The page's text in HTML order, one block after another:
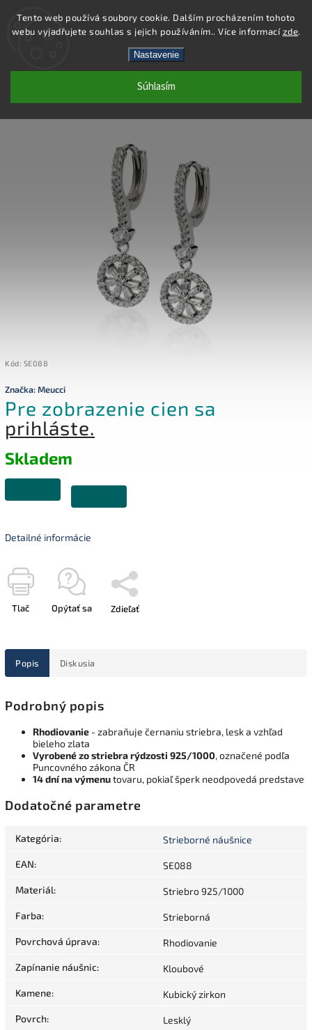
Tento web používá soubory cookie. Dalším procházením tohoto
webu vyjadřujete souhlas s jejich používáním.. Více informacízde.
Nastavenie
Súhlasím
Hľadať
SE088 - NÁUŠNICE AG 925/1000
Kód: SE088
Značka:Meucci
Pre zobrazenie cien sa
prihláste.
Skladem
Detailné informácie
Tlač Opýtať sa Zdieľať
Popis Diskusia
Podrobný popis
Rhodiovanie - zabraňuje černaniu striebra, lesk a vzhľad
bieleho zlata
Vyrobené zo striebra rýdzosti 925/1000, označené podľa
Puncovného zákona ČR
14 dní na výmenutovaru, pokiaľ šperk neodpovedá predstave
Dodatočné parametre
Kategória: Strieborné náušnice
EAN: SE088
Materiál: Striebro 925/1000
Farba: Strieborná
Povrchová úprava: Rhodiovanie
Zapínanie náušnic: Kloubové
Kamene: Kubický zirkon
Povrch: Lesklý